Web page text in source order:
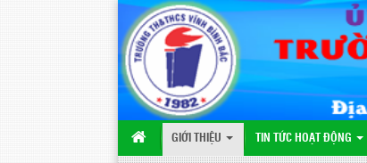
GIỚI THIỆU TIN TỨC HOẠT ĐỘNG